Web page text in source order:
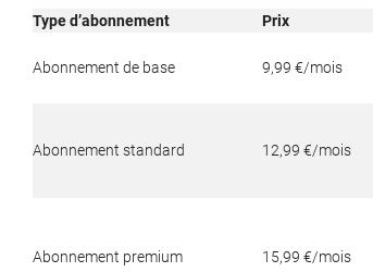
Type d’abonnement Prix
Abonnement de base 9,99 €/mois
Abonnement standard 12,99 €/mois
Abonnement premium 15,99 €/mois